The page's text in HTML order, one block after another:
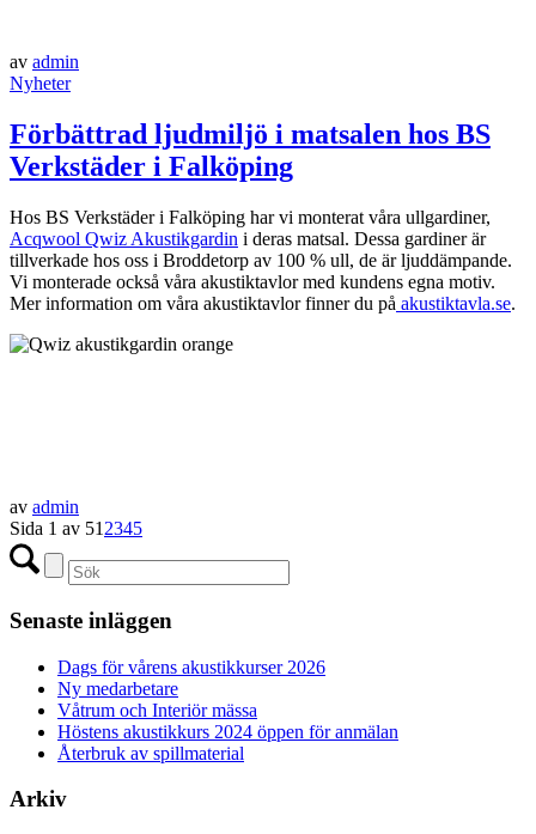
av admin
Nyheter
Förbättrad ljudmiljö i matsalen hos BS
Verkstäder i Falköping
Hos BS Verkstäder i Falköping har vi monterat våra ullgardiner,
Acqwool Qwiz Akustikgardin i deras matsal. Dessa gardiner är
tillverkade hos oss i Broddetorp av 100 % ull, de är ljuddämpande.
Vi monterade också våra akustiktavlor med kundens egna motiv.
Mer information om våra akustiktavlor finner du på akustiktavla.se.
av admin
Sida 1 av 51 2345
Senaste inläggen
Dags för vårens akustikkurser 2026
Ny medarbetare
Våtrum och Interiör mässa
Höstens akustikkurs 2024 öppen för anmälan
Återbruk av spillmaterial
Arkiv